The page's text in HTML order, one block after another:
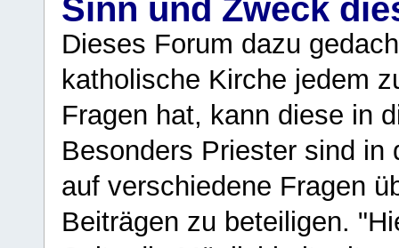
Sinn und Zweck
Dieses Forum dazu
katholische Kirche jedem
Fragen hat, kann diese in
Besonders Priester sind in
auf verschiedene Fragen
Beiträgen zu beteiligen.